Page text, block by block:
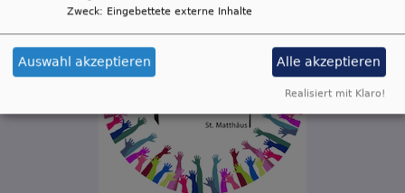
Zweck: Eingebettete externe Inhalte
Auswahl akzeptieren Alle akzeptieren
Realisiert mit Klaro!